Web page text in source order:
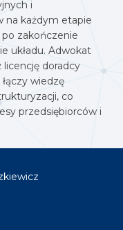
i
na każdym etapie
po zakończenie
układu. Adwokat
licencję doradcy
wiedzę
co
przedsiębiorców i